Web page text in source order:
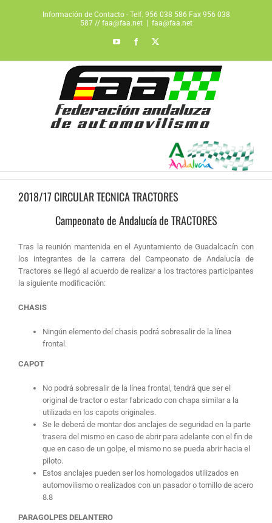
Información de Contacto - Telf. 956 038 586 Fax 956 038
587 // faa@faa.net
faa@faa.net
YouTubeFacebook
2018/17 CIRCULAR TECNICA TRACTORES
Campeonato de Andalucía de TRACTORES
Tras la reunión mantenida en el Ayuntamiento de Guadalcacín con
los integrantes de la carrera del Campeonato de Andalucía de
Tractores se llegó al acuerdo de realizar a los tractores participantes
la siguiente modificación:
CHASIS
Ningún elemento del chasis podrá sobresalir de la línea
frontal.
CAPOT
No podrá sobresalir de la línea frontal, tendrá que ser el
original de tractor o estar fabricado con chapa similar a la
utilizada en los capots originales.
Se le deberá de montar dos anclajes de seguridad en la parte
trasera del mismo en caso de abrir para adelante con el fin de
que en caso de un golpe, el mismo no se pueda abrir hacia el
piloto.
Estos anclajes pueden ser los homologados utilizados en
automovilismo o realizados con un pasador o tornillo de acero
8.8
PARAGOLPES DELANTERO